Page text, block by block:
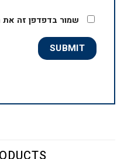
שמור בדפדפן זה